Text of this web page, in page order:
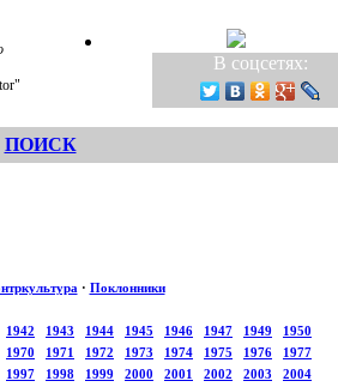
В соцсетях:
ПОИСК
· Поклонники
1942 1943 1944 1945 1946 1947 1949
1950
1970 1971 1972 1973 1974 1975 1976
1977
1997 1998 1999 2000 2001 2002 2003
2004